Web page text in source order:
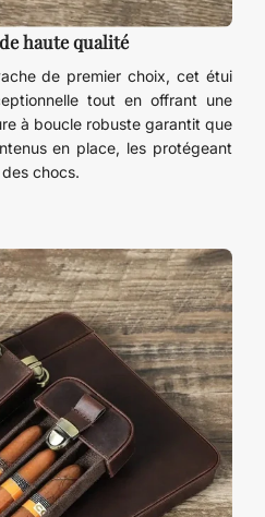
haute qualité
de premier choix, cet étui
tout en offrant une
à boucle robuste garantit que
en place, les protégeant
chocs.